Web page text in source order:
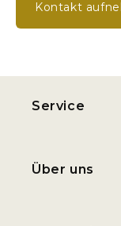
Kontakt
Service
Über uns